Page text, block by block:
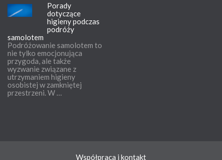
Porady
dotyczące
higieny podczas
podróży
samolotem
Podróżowanie samolotem to
nie tylko emocjonująca
przygoda, ale także
wyzwanie związane z
utrzymaniem higieny
osobistej w zamkniętej
przestrzeni. W …
Współpraca i kontakt